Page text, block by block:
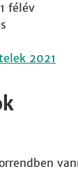
félév
2021